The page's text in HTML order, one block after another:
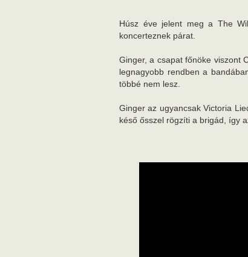
Húsz éve jelent meg a The
koncerteznek párat.
Ginger, a csapat főnöke viszont
legnagyobb rendben a
többé nem lesz.
Ginger az ugyancsak Victoria
késő ősszel rögzíti a brigád, így